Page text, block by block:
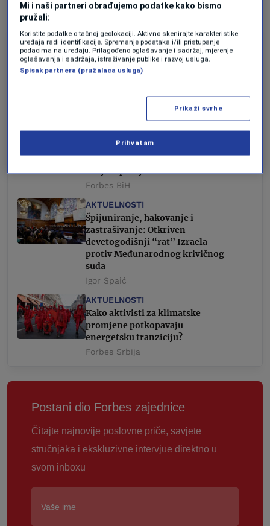
KOMPANIJE
AirlineRatings.com proglasio
najbolju svjetsku aviokompaniju
Planirate u Hrvatsku? Pravila i
propisi za prelazak granice: Evo
koliko hrane, mesa, pića i novca
smijete ponijeti sa sobom
Forbes BiH
AKTUELNOSTI
Špijuniranje, hakovanje i
zastrašivanje: Otkriven
devetogodišnji “rat” Izraela
protiv Međunarodnog krivičnog
suda
Igor Spaić
AKTUELNOSTI
Kako aktivisti za klimatske
promjene potkopavaju
energetsku tranziciju?
Forbes Srbija
Postani dio Forbes zajednice
Čitajte najnovije poslovne priče, savjete
stručnjaka i ekskluzivne intervjue direktno u
svom inboxu
Mi i naši partneri obrađujemo podatke kako bismo
pružali:
Koristite podatke o tačnoj geolokaciji. Aktivno skenirajte karakteristike
uređaja radi identifikacije. Spremanje podataka i/ili pristupanje
podacima na uređaju. Prilagođeno oglašavanje i sadržaj, mjerenje
oglašavanja i sadržaja, istraživanje publike i razvoj usluga.
Spisak partnera (pružalaca usluga)
Prikaži svrhe
Prihvatam